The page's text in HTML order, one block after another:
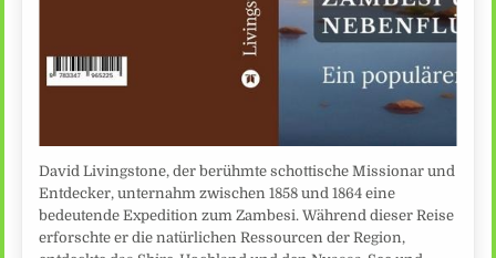
David Livingstone, der berühmte schottische Missionar und
Entdecker, unternahm zwischen 1858 und 1864 eine
bedeutende Expedition zum Zambesi. Während dieser Reise
erforschte er die natürlichen Ressourcen der Region,